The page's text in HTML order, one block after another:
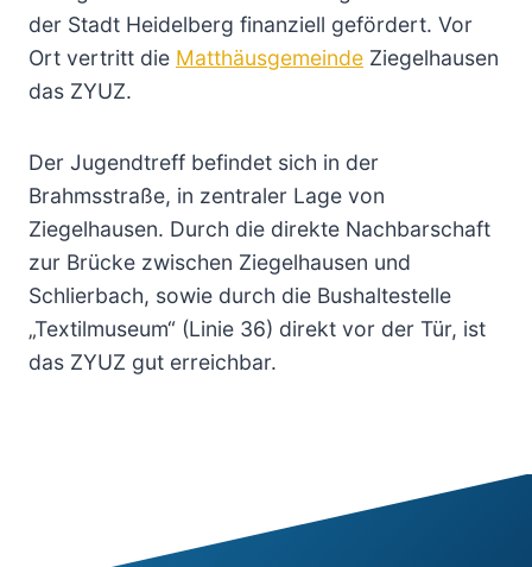
der Stadt Heidelberg finanziell gefördert. Vor
Ort vertritt die Matthäusgemeinde Ziegelhausen
das ZYUZ.
Der Jugendtreff befindet sich in der
Brahmsstraße, in zentraler Lage von
Ziegelhausen. Durch die direkte Nachbarschaft
zur Brücke zwischen Ziegelhausen und
Schlierbach, sowie durch die Bushaltestelle
„Textilmuseum“ (Linie 36) direkt vor der Tür, ist
das ZYUZ gut erreichbar.